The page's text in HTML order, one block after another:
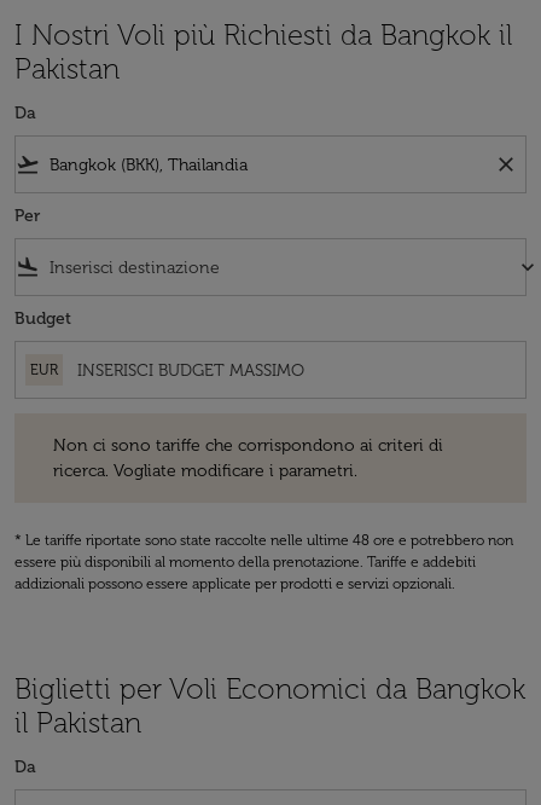
I Nostri Voli più Richiesti da Bangkok il
Pakistan
Da
flight_takeoff close
Per
flight_land keyboard_arrow_down
Budget
EUR
Non ci sono tariffe che corrispondono ai criteri di
ricerca. Vogliate modificare i parametri.
* Le tariffe riportate sono state raccolte nelle ultime 48 ore e potrebbero non
essere più disponibili al momento della prenotazione. Tariffe e addebiti
addizionali possono essere applicate per prodotti e servizi opzionali.
Biglietti per Voli Economici da Bangkok
il Pakistan
Da